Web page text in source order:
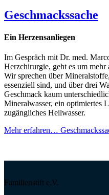
Geschmackssache
Ein Herzensanliegen
Im Gespräch mit Dr. med.
Herzchirurgie, geht es um mehr
Wir sprechen über
essenziell sind, und über drei
Geschmack kaum
Mineralwasser, ein optimiertes
zugängliches Heilwasser.
Mehr erfahren…
Familienstift e.V.